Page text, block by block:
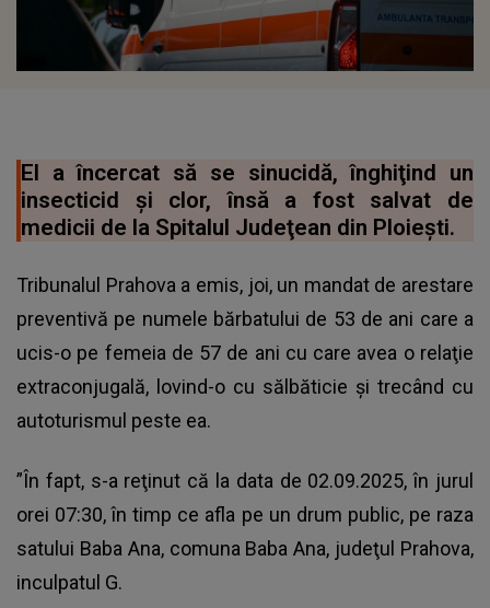
El a încercat să se sinucidă, înghiţind un
insecticid şi clor, însă a fost salvat de
medicii de la Spitalul Judeţean din Ploieşti.
Tribunalul Prahova a emis, joi, un mandat de arestare
preventivă pe numele bărbatului de 53 de ani care a
ucis-o pe femeia de 57 de ani cu care avea o relaţie
extraconjugală, lovind-o cu sălbăticie şi trecând cu
autoturismul peste ea.
”În fapt, s-a reţinut că la data de 02.09.2025, în jurul
orei 07:30, în timp ce afla pe un drum public, pe raza
satului Baba Ana, comuna Baba Ana, judeţul Prahova,
inculpatul G.